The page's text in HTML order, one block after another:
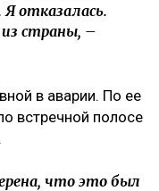
Я отказалась.
страны, –
в аварии. По ее
встречной полосе
что это был